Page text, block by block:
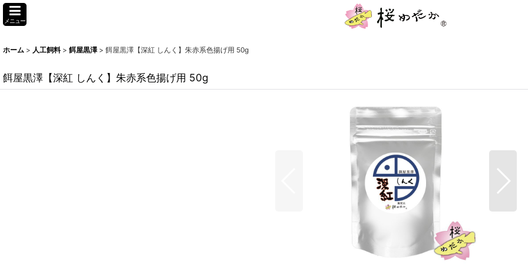
メニュー
ホーム > 人工飼料 > 餌屋黒澤 > 餌屋黒澤【深紅 しんく】朱赤系色揚げ用 50g
餌屋黒澤【深紅 しんく】朱赤系色揚げ用 50g